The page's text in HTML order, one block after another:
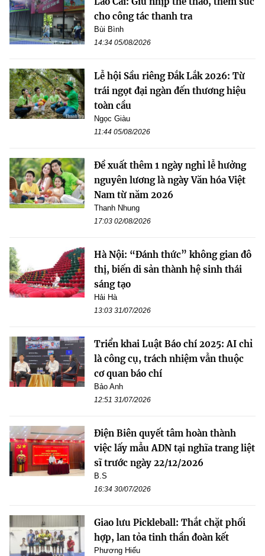
cho công tác thanh tra
Bùi Bình
14:34 05/08/2026
Lễ hội Sầu riêng Đắk Lắk 2026: Từ
trái ngọt đại ngàn đến thương hiệu
toàn cầu
Ngọc Giàu
11:44 05/08/2026
Đề xuất thêm 1 ngày nghỉ lễ hưởng
nguyên lương là ngày Văn hóa Việt
Nam từ năm 2026
Thanh Nhung
17:03 02/08/2026
Hà Nội: “Đánh thức” không gian đô
thị, biến di sản thành hệ sinh thái
sáng tạo
Hải Hà
13:03 31/07/2026
Triển khai Luật Báo chí 2025: AI chỉ
là công cụ, trách nhiệm vẫn thuộc
cơ quan báo chí
Bảo Anh
12:51 31/07/2026
Điện Biên quyết tâm hoàn thành
việc lấy mẫu ADN tại nghĩa trang liệt
sĩ trước ngày 22/12/2026
B.S
16:34 30/07/2026
Giao lưu Pickleball: Thắt chặt phối
hợp, lan tỏa tinh thần đoàn kết
Phương Hiếu